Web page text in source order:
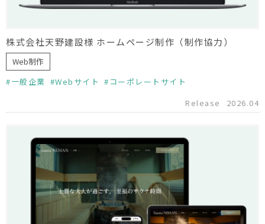
株式会社天野建設様 ホームページ制作（制作協力）
Web制作
一般企業
Webサイト
コーポレートサイト
Release
2026.04